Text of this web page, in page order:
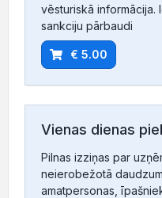
vēsturiskā informācija.
sankciju pārbaudi
€ 5.00
Vienas dienas
Pilnas izziņas par
neierobežotā
amatpersonas,